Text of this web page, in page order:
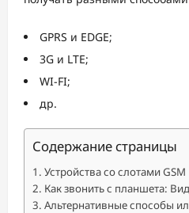
GPRS и EDGE;
3G и LTE;
WI-FI;
др.
Содержание страницы
Устройства со слотами GSM
Как звонить с планшета:
Альтернативные способы